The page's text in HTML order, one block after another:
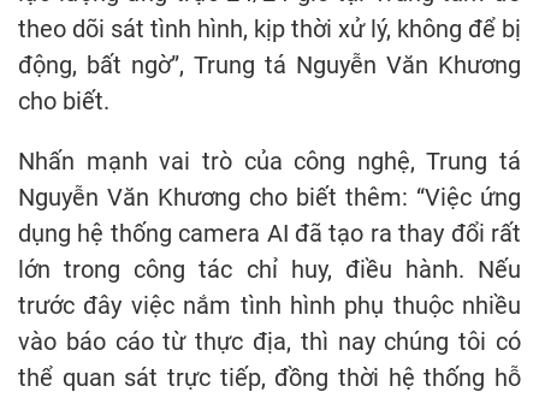
theo dõi sát tình hình, kịp thời xử lý, không để bị
động, bất ngờ”, Trung tá Nguyễn Văn Khương
cho biết.
Nhấn mạnh vai trò của công nghệ, Trung tá
Nguyễn Văn Khương cho biết thêm: “Việc ứng
dụng hệ thống camera AI đã tạo ra thay đổi rất
lớn trong công tác chỉ huy, điều hành. Nếu
trước đây việc nắm tình hình phụ thuộc nhiều
vào báo cáo từ thực địa, thì nay chúng tôi có
thể quan sát trực tiếp, đồng thời hệ thống hỗ